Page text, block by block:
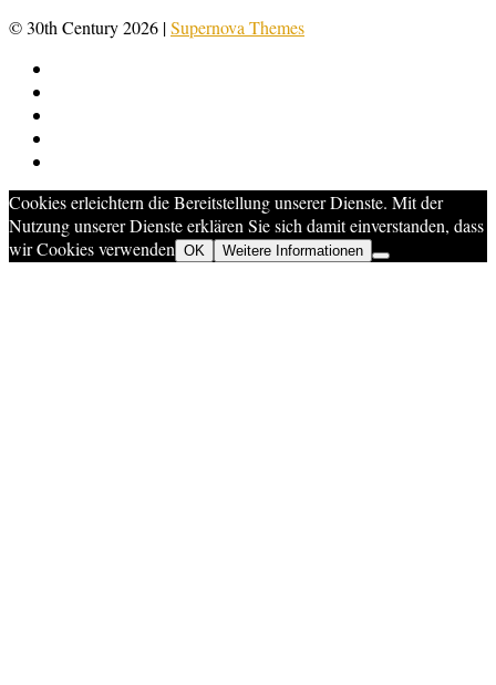
© 30th Century 2026 |Supernova Themes
Cookies erleichtern die Bereitstellung unserer Dienste. Mit der
Nutzung unserer Dienste erklären Sie sich damit einverstanden, dass
wir Cookies verwenden OK Weitere Informationen